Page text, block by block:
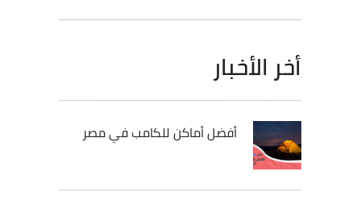
أخر الأخبار
أفضل أماكن للكامب في مصر